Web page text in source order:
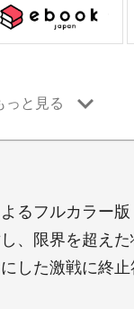
よるフルカラー
、限界を超え
した激戦に終